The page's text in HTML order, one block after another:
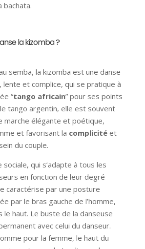
bachata.
la kizomba ?
semba, la kizomba est une danse
lente et complice, qui se pratique à
“tango africain” pour ses points
tango argentin, elle est souvent
marche élégante et poétique,
et favorisant la complicitéet
du couple.
sociale, qui s’adapte à tous les
en fonction de leur degré
caractérise par une posture
par le bras gauche de l’homme,
le haut. Le buste de la danseuse
avec celui du danseur.
pour la femme, le haut du